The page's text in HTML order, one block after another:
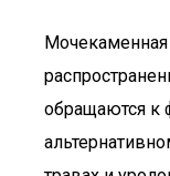
обращаются к